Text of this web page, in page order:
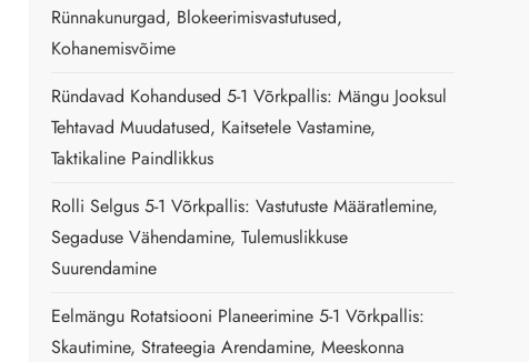
Rünnakunurgad, Blokeerimisvastutused,
Kohanemisvõime
Ründavad Kohandused 5-1 Võrkpallis: Mängu Jooksul
Tehtavad Muudatused, Kaitsetele Vastamine,
Taktikaline Paindlikkus
Rolli Selgus 5-1 Võrkpallis: Vastutuste Määratlemine,
Segaduse Vähendamine, Tulemuslikkuse
Suurendamine
Eelmängu Rotatsiooni Planeerimine 5-1 Võrkpallis:
Skautimine, Strateegia Arendamine, Meeskonna